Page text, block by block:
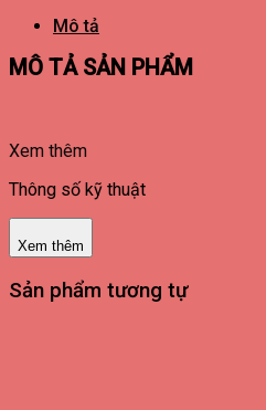
Mô tả
MÔ TẢ SẢN PHẨM
Xem thêm
Thông số kỹ thuật
Xem thêm
Sản phẩm tương tự